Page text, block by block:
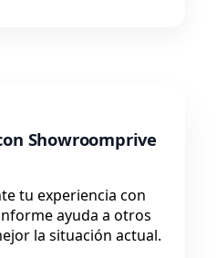
Showroomprive
tu experiencia con
ayuda a otros
la situación actual.